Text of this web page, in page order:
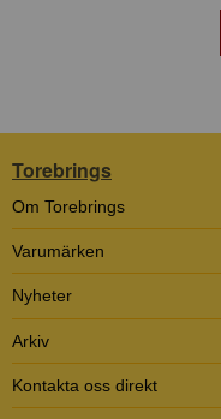
Torebrings
Om Torebrings
Varumärken
Nyheter
Arkiv
Kontakta oss direkt